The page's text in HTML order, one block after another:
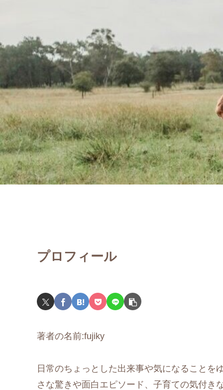
プロフィール
著者の名前:fujiky
日常のちょっとした出来事や気になることを
さな驚きや面白エピソード、子育ての気付き